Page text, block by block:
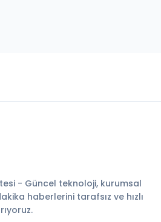
- Güncel teknoloji, kurumsal
haberlerini tarafsız ve hızlı